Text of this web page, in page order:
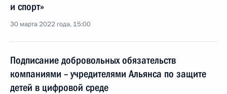
и спорт»
30 марта 2022 года, 15:00
Подписание добровольных обязательств
компаниями – учредителями Альянса по защите
детей в цифровой среде